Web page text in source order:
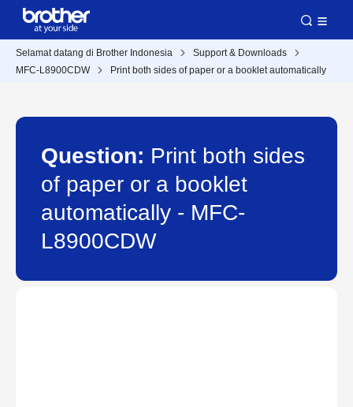
Selamat datang di Brother Indonesia
Support & Downloads
MFC-L8900CDW
Print both sides of paper or a booklet automatically
Question: Print both sides
of paper or a booklet
automatically - MFC-
L8900CDW